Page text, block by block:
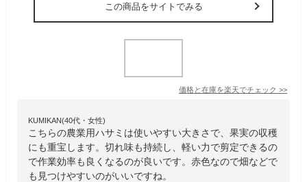
この商品をサイトでみる
価格と在庫を楽天でチェック >>
KUMIKAN(40代・女性)
こちらの農業用ハサミは使いやすい大きさで、果実の収穫
にも重宝します。切れ味も持続し、軽い力で剪定できるの
で作業効率も良くなるのが良いです。赤色なので畑などで
も見つけやすいのがいいですね。